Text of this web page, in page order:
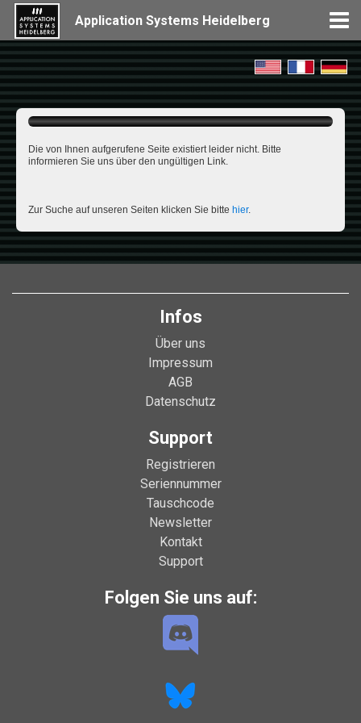
Application Systems Heidelberg
Die von Ihnen aufgerufene Seite existiert leider nicht. Bitte
informieren Sie uns über den ungültigen Link.
Zur Suche auf unseren Seiten klicken Sie bitte hier.
Infos
Über uns
Impressum
AGB
Datenschutz
Support
Registrieren
Seriennummer
Tauschcode
Newsletter
Kontakt
Support
Folgen Sie uns auf: